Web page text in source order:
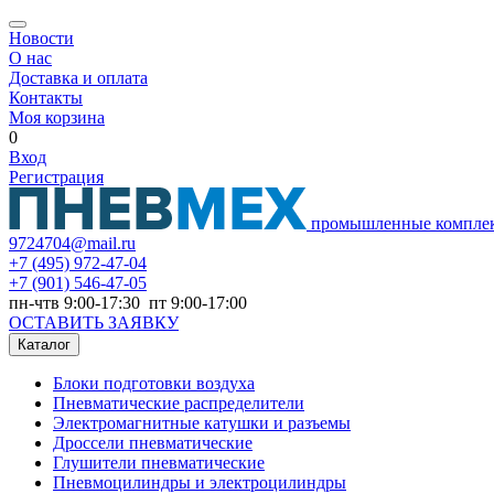
Новости
О нас
Доставка и оплата
Контакты
Моя корзина
0
Вход
Регистрация
промышленные
9724704@mail.ru
+7 (495) 972-47-04
+7 (901) 546-47-05
пн-чтв 9:00-17:30 пт 9:00-17:00
ОСТАВИТЬ ЗАЯВКУ
Каталог
Блоки подготовки воздуха
Пневматические распределители
Электромагнитные катушки и разъемы
Дроссели пневматические
Глушители пневматические
Пневмоцилиндры и электроцилиндры